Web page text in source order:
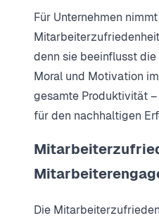
Für Unternehmen
denn sie beeinflusst
Moral und Motivation
gesamte Produktivität
für den nachhaltigen
Die